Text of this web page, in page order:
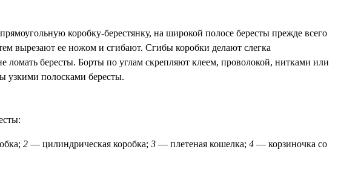
коробку-берестянку, на широкой полосе бересты прежде всего
вырезают ее ножом и сгибают. Сгибы коробки делают слегка
ломать бересты. Борты по углам скрепляют клеем, проволокой, нитками или
узкими полосками бересты.
2 — цилиндрическая коробка; 3 — плетеная кошелка; 4 — корзиночка со